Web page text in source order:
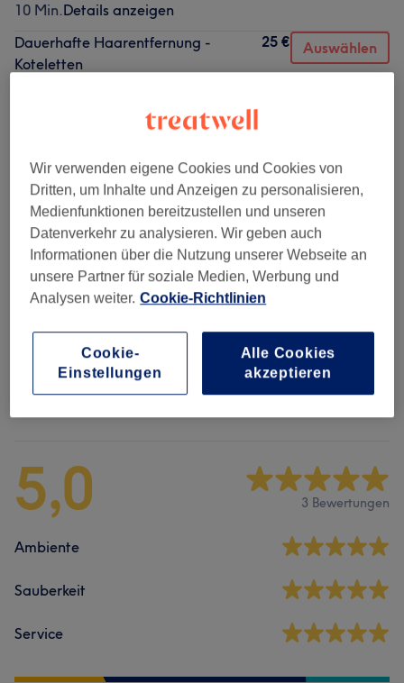
10 Min.Details anzeigen
Dauerhafte Haarentfernung -
Koteletten
25 € Auswählen
Dauerhafte Haarentfernung -
10 Min.Details anzeigen
5 weitere passende Services anzeigen...
Nicht gefunden wonach du gesucht hast?
Alle Services
Dauerhafte Haarentfernung (21) ab 20 €
5,0 3 Bewertungen
Ambiente
Sauberkeit
Service
Wir verwenden eigene Cookies und Cookies von
Dritten, um Inhalte und Anzeigen zu personalisieren,
Medienfunktionen bereitzustellen und unseren
Datenverkehr zu analysieren. Wir geben auch
Informationen über die Nutzung unserer Webseite an
unsere Partner für soziale Medien, Werbung und
Analysen weiter. Cookie-Richtlinien
Cookie-
Einstellungen
Alle Cookies
akzeptieren